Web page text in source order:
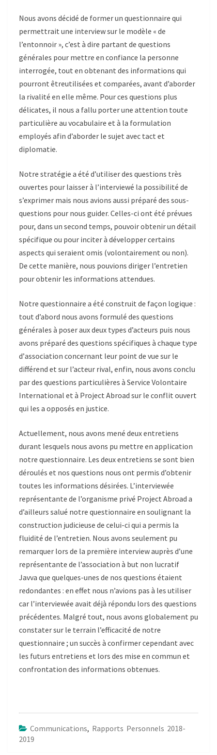
Nous avons décidé de former un questionnaire qui
permettrait une interview sur le modèle « de
l’entonnoir », c’est à dire partant de questions
générales pour mettre en confiance la personne
interrogée, tout en obtenant des informations qui
pourront êtreutilisées et comparées, avant d’aborder
la rivalité en elle même. Pour ces questions plus
délicates, il nous a fallu porter une attention toute
particulière au vocabulaire et à la formulation
employés afin d’aborder le sujet avec tact et
diplomatie.
Notre stratégie a été d’utiliser des questions très
ouvertes pour laisser à l’interviewé la possibilité de
s’exprimer mais nous avions aussi préparé des sous-
questions pour nous guider. Celles-ci ont été prévues
pour, dans un second temps, pouvoir obtenir un détail
spécifique ou pour inciter à développer certains
aspects qui seraient omis (volontairement ou non).
De cette manière, nous pouvions diriger l’entretien
pour obtenir les informations attendues.
Notre questionnaire a été construit de façon logique :
tout d’abord nous avons formulé des questions
générales à poser aux deux types d’acteurs puis nous
avons préparé des questions spécifiques à chaque type
d’association concernant leur point de vue sur le
différend et sur l’acteur rival, enfin, nous avons conclu
par des questions particulières à Service Volontaire
International et à Project Abroad sur le conflit ouvert
qui les a opposés en justice.
Actuellement, nous avons mené deux entretiens
durant lesquels nous avons pu mettre en application
notre questionnaire. Les deux entretiens se sont bien
déroulés et nos questions nous ont permis d’obtenir
toutes les informations désirées. L’interviewée
représentante de l’organisme privé Project Abroad a
d’ailleurs salué notre questionnaire en soulignant la
construction judicieuse de celui-ci qui a permis la
fluidité de l’entretien. Nous avons seulement pu
remarquer lors de la première interview auprès d’une
représentante de l’association à but non lucratif
Javva que quelques-unes de nos questions étaient
redondantes : en effet nous n’avions pas à les utiliser
car l’interviewée avait déjà répondu lors des questions
précédentes. Malgré tout, nous avons globalement pu
constater sur le terrain l’efficacité de notre
questionnaire ; un succès à confirmer cependant avec
les futurs entretiens et lors des mise en commun et
confrontation des informations obtenues.
Communications, Rapports Personnels 2018-
2019